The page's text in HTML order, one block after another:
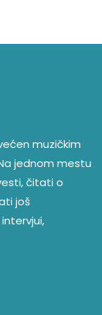
muzičkim
jednom mestu
čitati o
još